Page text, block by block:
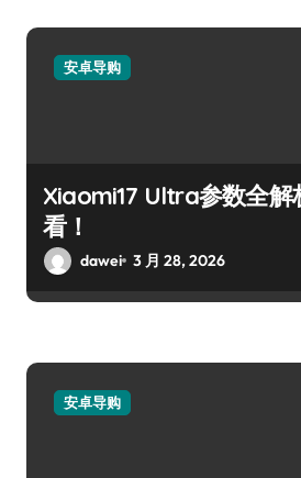
安卓导购
Xiaomi17 Ultra参数全解
看！
dawei 3 月 28, 2026
安卓导购